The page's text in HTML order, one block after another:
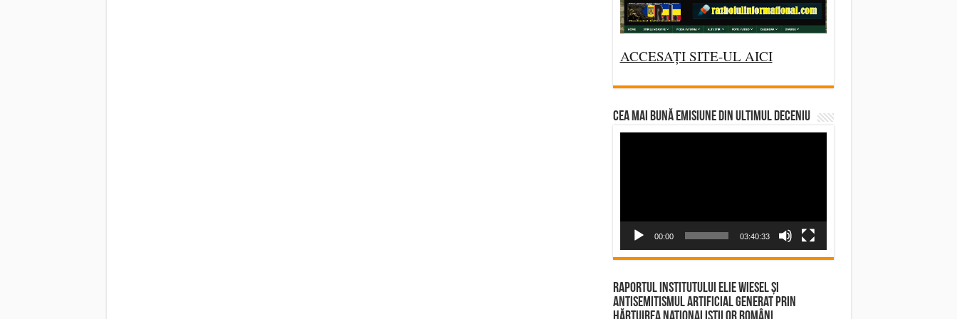
ACCESAȚI SITE-UL AICI
CEA MAI BUNĂ EMISIUNE DIN ULTIMUL DECENIU
00:00 03:40:33
Raportul Institutului Elie Wiesel și
Antisemitismul Artificial Generat prin